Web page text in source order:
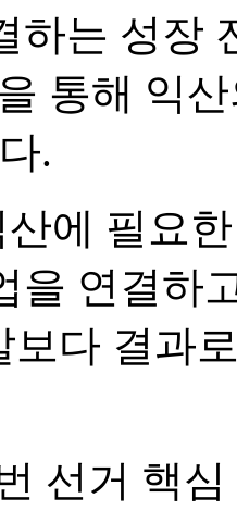
하는 성장
통해 익
.
에 필요
을 연결하
보다 결과
선거 핵